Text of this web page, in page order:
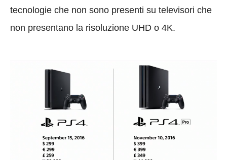
tecnologie che non sono presenti su televisori che
non presentano la risoluzione UHD o 4K.